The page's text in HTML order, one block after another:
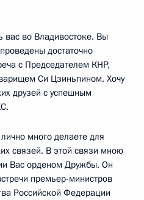
вас во Владивостоке. Вы
достаточно
с Председателем КНР,
Си Цзиньпином. Хочу
друзей с успешным
много делаете для
связей. В этой связи мною
Вас орденом Дружбы. Он
премьер-министров
Российской Федерации